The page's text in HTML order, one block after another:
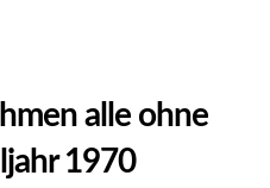
alle ohne
1970